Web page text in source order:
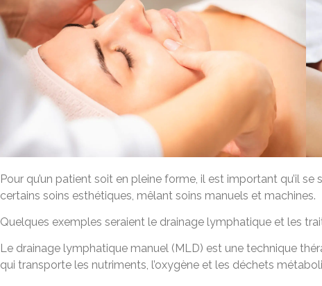
Pour qu’un patient soit en pleine forme, il est important qu’il
certains soins esthétiques, mêlant soins manuels et machines.
Quelques exemples seraient le drainage lymphatique et les
Le drainage lymphatique manuel (MLD) est une technique
qui transporte les nutriments, l’oxygène et les déchets